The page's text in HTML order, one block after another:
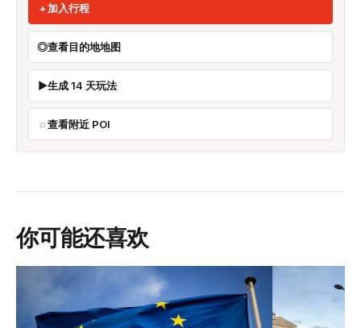
加入行程
查看目的地地图
生成 14 天玩法
查看附近 POI
你可能还喜欢